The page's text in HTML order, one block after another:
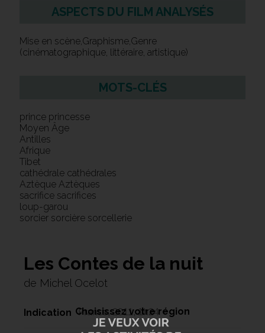
ASPECTS DU FILM ANALYSÉS
Mise en scène,Graphisme,Genre
(cinématographique, littéraire, artistique)
MOTS-CLÉS
prince princesse
Moyen Âge
Antilles
Afrique
Tibet
cathédrale cathédrales
Aztèque Aztèques
sacrifice sacrifices
loup-garou
sorcier sorcière sorcellerie
Les Contes de la nuit
de Michel Ocelot
Indication France, 2011, 1h24
Choisissez votre région